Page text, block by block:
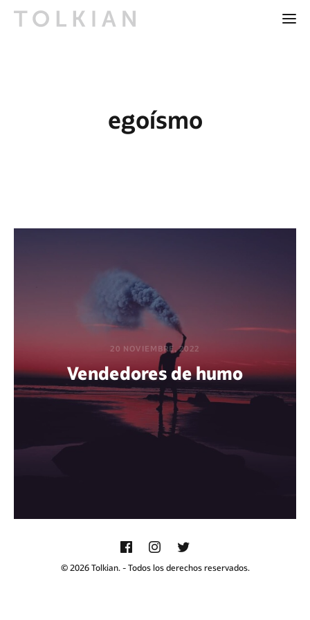
egoísmo
20 NOVIEMBRE, 2022
Vendedores de humo
POR BEATRIZ AZAÑEDO
© 2026 Tolkian. - Todos los derechos reservados.